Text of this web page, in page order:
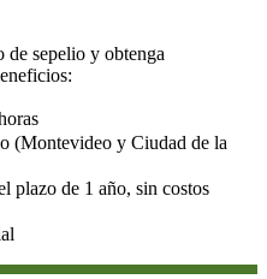
sepelio y obtenga
(Montevideo y Ciudad de la
plazo de 1 año, sin costos